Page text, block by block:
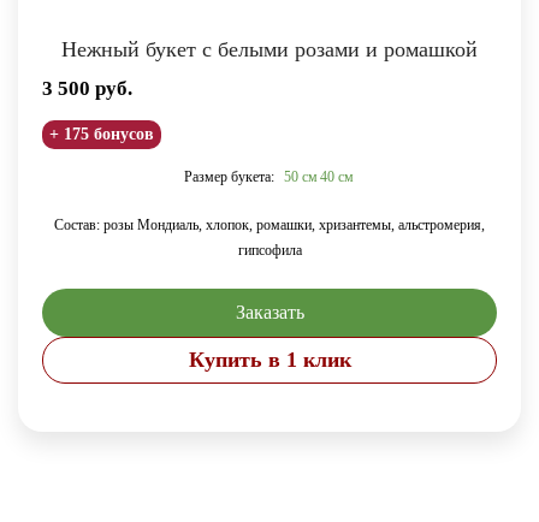
Нежный букет с белыми розами и ромашкой
3 500 руб.
+ 175 бонусов
Размер букета: 50 см 40 см
Состав: розы Мондиаль, хлопок, ромашки, хризантемы, альстромерия,
гипсофила
Заказать
Купить в 1 клик